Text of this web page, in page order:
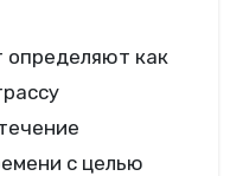
определяют как
с целью